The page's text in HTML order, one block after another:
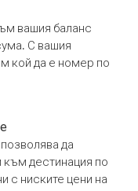
вашия баланс
С вашия
кой да е номер по
да
дестинация по
с ниските цени на